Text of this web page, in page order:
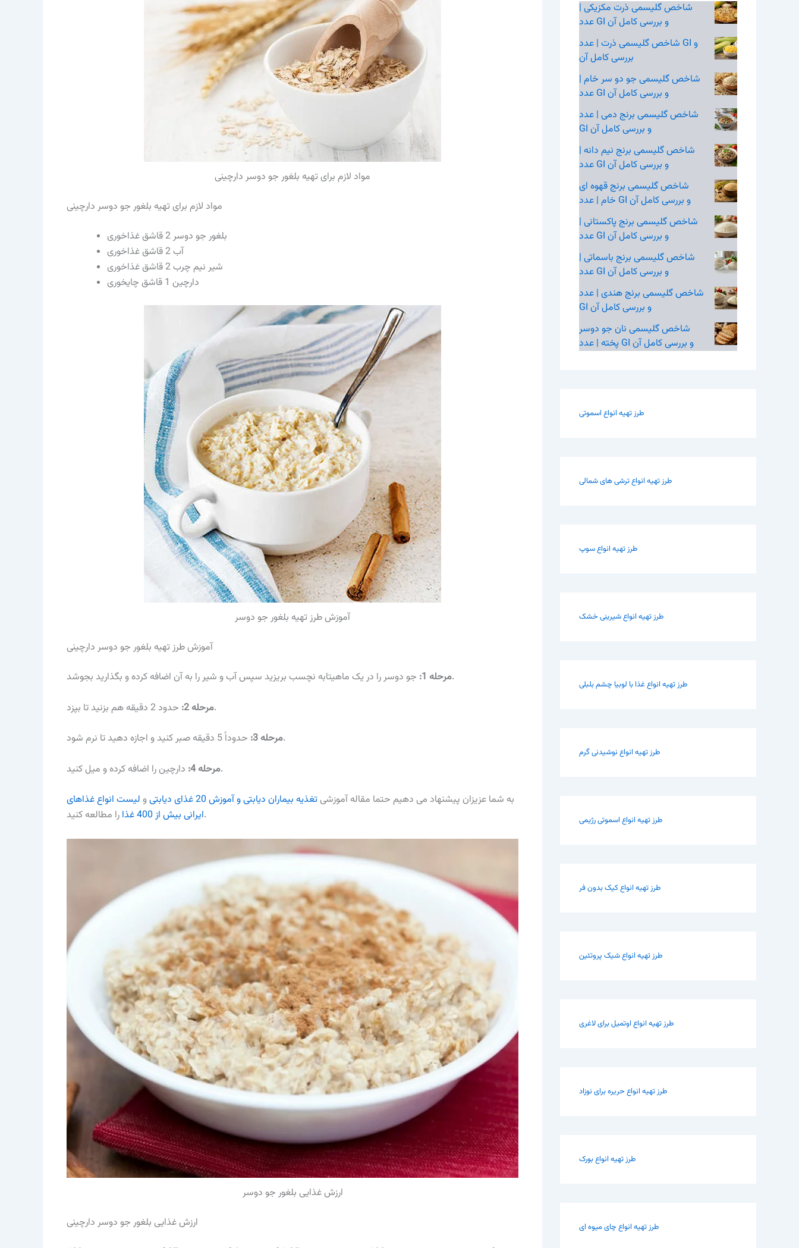
مواد لازم برای تهیه بلغور جو دوسر دارچینی
مواد لازم برای تهیه بلغور جو دوسر دارچینی
بلغور جو دوسر 2 قاشق غذاخوری
آب 2 قاشق غذاخوری
شیر نیم چرب 2 قاشق غذاخوری
دارچین 1 قاشق چایخوری
آموزش طرز تهیه بلغور جو دوسر
آموزش طرز تهیه بلغور جو دوسر دارچینی
مرحله 1:جو دوسر را در یک ماهیتابه نچسب بریزید سپس آب و شیر را به آن اضافه کرده و بگذارید بجوشد.
مرحله 2:حدود 2 دقیقه هم بزنید تا بپزد.
مرحله 3:حدوداً 5 دقیقه صبر کنید و اجازه دهید تا نرم شود.
مرحله 4:دارچین را اضافه کرده و میل کنید.
به شما عزیزان پیشنهاد می دهیم حتما مقاله آموزشیتغذیه بیماران دیابتی و آموزش 20 غذای دیابتی و لیست انواع غذاهای
ایرانی بیش از 400 غذارا مطالعه کنید.
ارزش غذایی بلغور جو دوسر
ارزش غذایی بلغور جو دوسر دارچینی
شاخص گلیسمی ذرت مکزیکی |
عدد GI و بررسی کامل آن
شاخص گلیسمی ذرت | عدد GI و
بررسی کامل آن
شاخص گلیسمی جو دو سر خام |
عدد GI و بررسی کامل آن
شاخص گلیسمی برنج دمی | عدد
GI و بررسی کامل آن
شاخص گلیسمی برنج نیم‌ دانه |
عدد GI و بررسی کامل آن
شاخص گلیسمی برنج قهوه‌ ای
خام | عدد GI و بررسی کامل آن
شاخص گلیسمی برنج پاکستانی |
عدد GI و بررسی کامل آن
شاخص گلیسمی برنج باسماتی |
عدد GI و بررسی کامل آن
شاخص گلیسمی برنج هندی | عدد
GI و بررسی کامل آن
شاخص گلیسمی نان جو دوسر
پخته | عدد GI و بررسی کامل آن
طرز تهیه انواع اسموتی
طرز تهیه انواع ترشی های شمالی
طرز تهیه انواع سوپ
طرز تهیه انواع شیرینی خشک
طرز تهیه انواع غذا با لوبیا چشم بلبلی
طرز تهیه انواع نوشیدنی گرم
طرز تهیه انواع اسموتی رژیمی
طرز تهیه انواع کیک بدون فر
طرز تهیه انواع شیک پروتئین
طرز تهیه انواع اوتمیل برای لاغری
طرز تهیه انواع حریره برای نوزاد
طرز تهیه انواع بورک
طرز تهیه انواع چای میوه ای